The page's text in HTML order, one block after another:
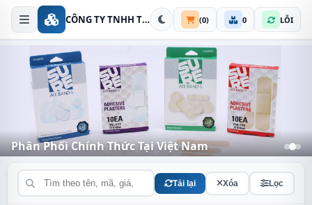
CÔNG TY TNHH THIẾT BỊ AN NINH KIM THÀNH (0) 0 LỖI
Phân Phối Chính Thức Tại Việt Nam
Tải lại Xóa Lọc